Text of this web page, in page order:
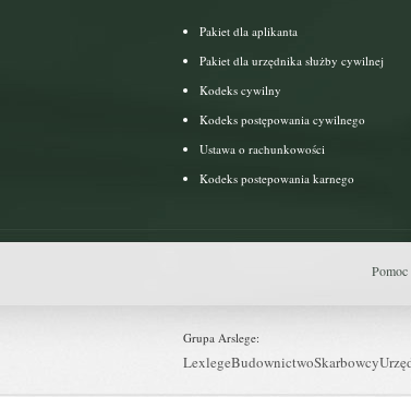
Pakiet dla aplikanta
Pakiet dla urzędnika służby cywilnej
Kodeks cywilny
Kodeks postępowania cywilnego
Ustawa o rachunkowości
Kodeks postepowania karnego
Pomoc
Grupa Arslege:
LexlegeBudownictwoSkarbowcy